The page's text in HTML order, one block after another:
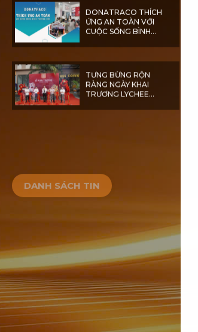
DONATRACO THÍCH
ỨNG AN TOÀN VỚI
CUỘC SỐNG BÌNH
THƯỜNG MỚI
RÀNG NGÀY KHAI
TRƯƠNG LYCHEE
COFFEE